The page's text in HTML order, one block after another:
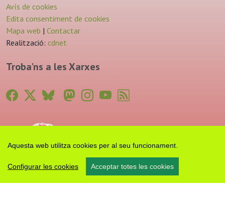
Aquesta web utilitza cookies per al seu funcionament.
Configurar les cookies Acceptar totes les cookies
Avís de cookies
Edita consentiment de cookies
Mapa web | Contactar
Realització: cdnet
Troba'ns a les Xarxes